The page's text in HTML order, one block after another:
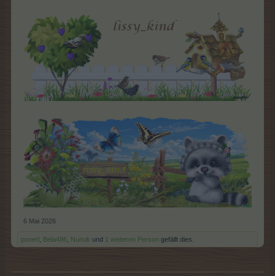
Muster1045
Ich bedanke, mich schon im voraus dafür...
6 Mai 2026
ponerl Bela486 Nunuk und 1 weiteren Person gefällt dies.